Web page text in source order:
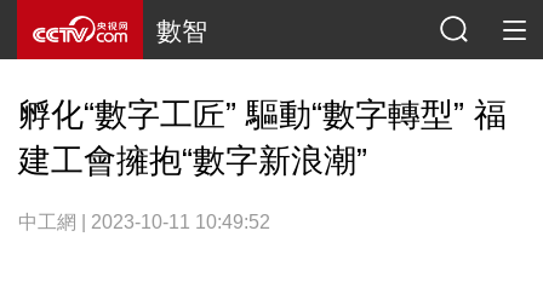
數智
孵化“數字工匠” 驅動“數字轉型” 福
建工會擁抱“數字新浪潮”
中工網 | 2023-10-11 10:49:52